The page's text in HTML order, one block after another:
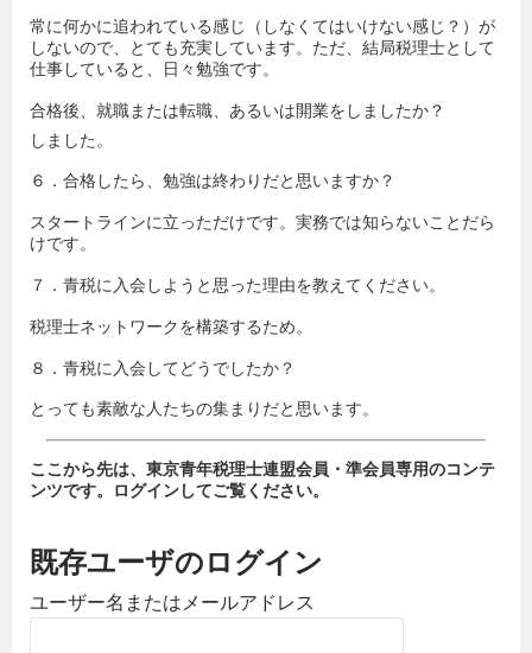
常に何かに追われている感じ（しなくてはいけない感じ？）が
しないので、とても充実しています。ただ、結局税理士として
仕事していると、日々勉強です。
合格後、就職または転職、あるいは開業をしましたか？
しました。
６．合格したら、勉強は終わりだと思いますか？
スタートラインに立っただけです。実務では知らないことだら
けです。
７．青税に入会しようと思った理由を教えてください。
税理士ネットワークを構築するため。
８．青税に入会してどうでしたか？
とっても素敵な人たちの集まりだと思います。
ここから先は、東京青年税理士連盟会員・準会員専用のコンテ
ンツです。ログインしてご覧ください。
既存ユーザのログイン
ユーザー名またはメールアドレス